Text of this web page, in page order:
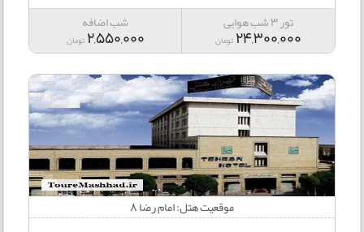
تور 3 شب هوایی
24,300,000 تومان
شب اضافه
2,550,000 تومان
موقعیت هتل: امام رضا 8